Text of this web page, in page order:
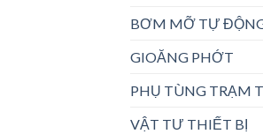
BƠM MỠ TỰ
GIOĂNG PHỚT
PHỤ TÙNG TRẠM
VẬT TƯ THIẾT BỊ